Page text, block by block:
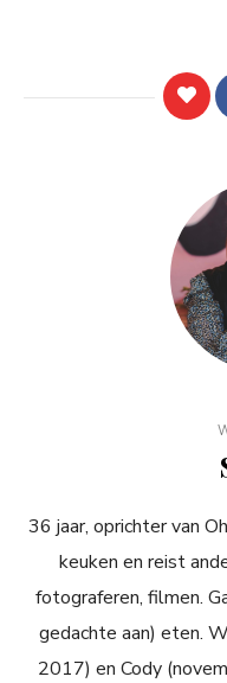
36 jaar, oprichter van
keuken en reist
fotograferen, filmen.
gedachte aan) eten.
2017) en Cody